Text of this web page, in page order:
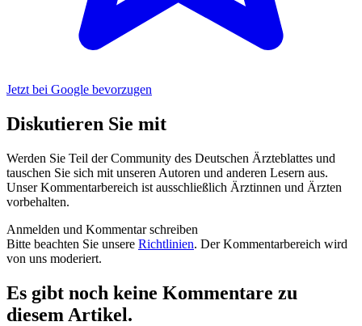
Jetzt bei Google bevorzugen
Diskutieren Sie mit
Werden Sie Teil der Community des Deutschen Ärzteblattes und
tauschen Sie sich mit unseren Autoren und anderen Lesern aus.
Unser Kommentarbereich ist ausschließlich Ärztinnen und Ärzten
vorbehalten.
Anmelden und Kommentar schreiben
Bitte beachten Sie unsere Richtlinien. Der Kommentarbereich wird
von uns moderiert.
Es gibt noch keine Kommentare zu
diesem Artikel.